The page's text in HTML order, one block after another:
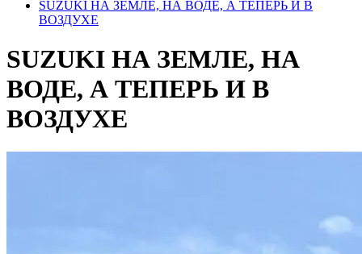
SUZUKI НА ЗЕМЛЕ, НА ВОДЕ, А ТЕПЕРЬ И В
ВОЗДУХЕ
SUZUKI НА ЗЕМЛЕ, НА
ВОДЕ, А ТЕПЕРЬ И В
ВОЗДУХЕ